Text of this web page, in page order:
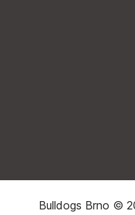
Bulldogs Brno ©